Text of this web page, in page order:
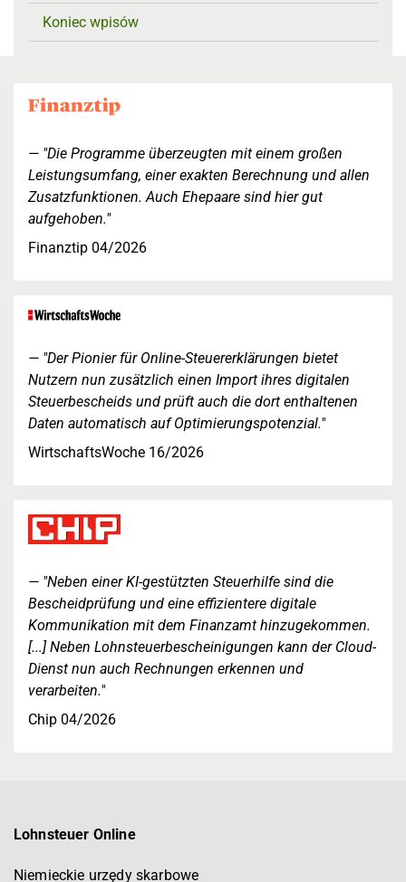
Koniec wpisów
"Die Programme überzeugten mit einem großen
Leistungsumfang, einer exakten Berechnung und allen
Zusatzfunktionen. Auch Ehepaare sind hier gut
aufgehoben."
Finanztip 04/2026
"Der Pionier für Online-Steuererklärungen bietet
Nutzern nun zusätzlich einen Import ihres digitalen
Steuerbescheids und prüft auch die dort enthaltenen
Daten automatisch auf Optimierungspotenzial."
WirtschaftsWoche 16/2026
"Neben einer KI-gestützten Steuerhilfe sind die
Bescheidprüfung und eine effizientere digitale
Kommunikation mit dem Finanzamt hinzugekommen.
[...] Neben Lohnsteuerbescheinigungen kann der Cloud-
Dienst nun auch Rechnungen erkennen und
verarbeiten."
Chip 04/2026
Lohnsteuer Online
Niemieckie urzędy skarbowe